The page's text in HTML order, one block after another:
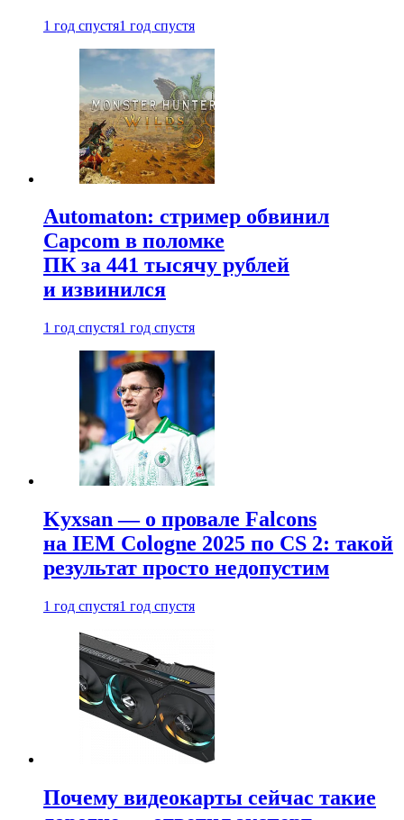
1 год спустя1 год спустя
Automaton: стример обвинил
Capcom в поломке
ПК за 441 тысячу рублей
и извинился
1 год спустя1 год спустя
Kyxsan — о провале Falcons
на IEM Cologne 2025 по CS 2: такой
результат просто недопустим
1 год спустя1 год спустя
Почему видеокарты сейчас такие